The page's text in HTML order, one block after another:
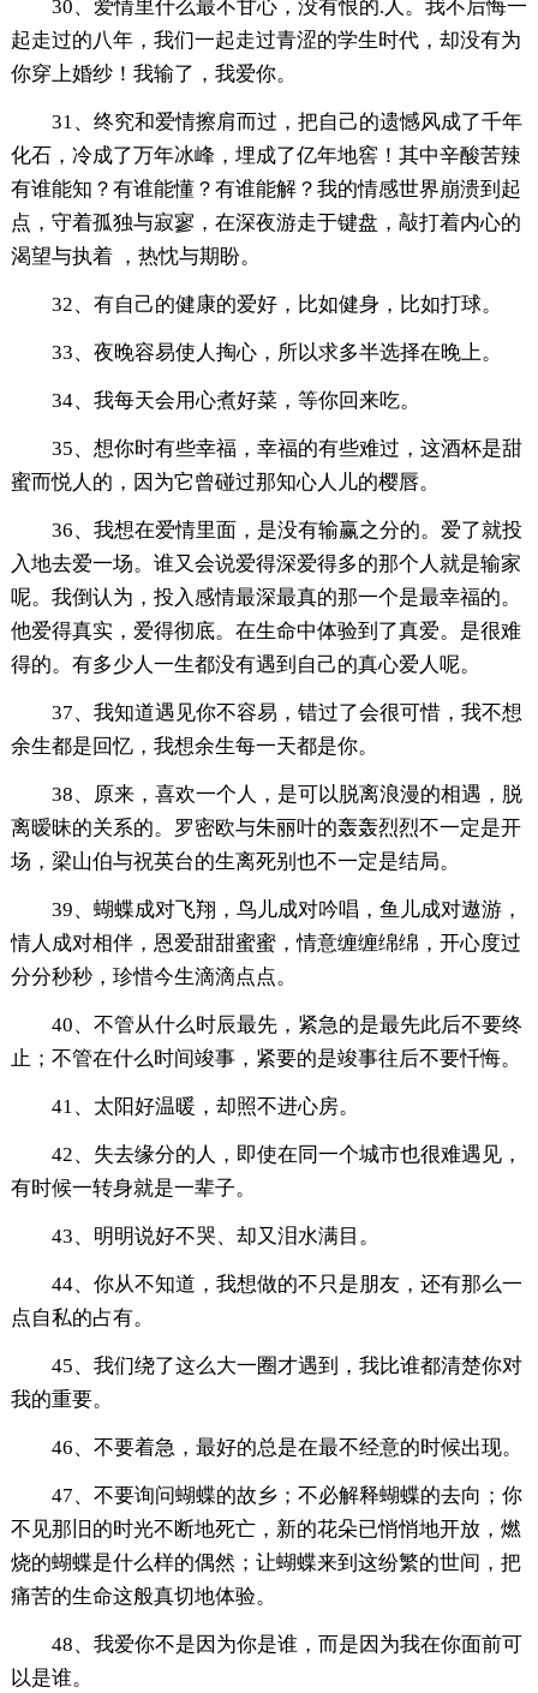
30、爱情里什么最不甘心，没有恨的.人。我不后悔一
起走过的八年，我们一起走过青涩的学生时代，却没有为
你穿上婚纱！我输了，我爱你。
31、终究和爱情擦肩而过，把自己的遗憾风成了千年
化石，冷成了万年冰峰，埋成了亿年地窖！其中辛酸苦辣
有谁能知？有谁能懂？有谁能解？我的情感世界崩溃到起
点，守着孤独与寂寥，在深夜游走于键盘，敲打着内心的
渴望与执着 ，热忱与期盼。
32、有自己的健康的爱好，比如健身，比如打球。
33、夜晚容易使人掏心，所以求多半选择在晚上。
34、我每天会用心煮好菜，等你回来吃。
35、想你时有些幸福，幸福的有些难过，这酒杯是甜
蜜而悦人的，因为它曾碰过那知心人儿的樱唇。
36、我想在爱情里面，是没有输赢之分的。爱了就投
入地去爱一场。谁又会说爱得深爱得多的那个人就是输家
呢。我倒认为，投入感情最深最真的那一个是最幸福的。
他爱得真实，爱得彻底。在生命中体验到了真爱。是很难
得的。有多少人一生都没有遇到自己的真心爱人呢。
37、我知道遇见你不容易，错过了会很可惜，我不想
余生都是回忆，我想余生每一天都是你。
38、原来，喜欢一个人，是可以脱离浪漫的相遇，脱
离暧昧的关系的。罗密欧与朱丽叶的轰轰烈烈不一定是开
场，梁山伯与祝英台的生离死别也不一定是结局。
39、蝴蝶成对飞翔，鸟儿成对吟唱，鱼儿成对遨游，
情人成对相伴，恩爱甜甜蜜蜜，情意缠缠绵绵，开心度过
分分秒秒，珍惜今生滴滴点点。
40、不管从什么时辰最先，紧急的是最先此后不要终
止；不管在什么时间竣事，紧要的是竣事往后不要忏悔。
41、太阳好温暖，却照不进心房。
42、失去缘分的人，即使在同一个城市也很难遇见，
有时候一转身就是一辈子。
43、明明说好不哭、却又泪水满目。
44、你从不知道，我想做的不只是朋友，还有那么一
点自私的占有。
45、我们绕了这么大一圈才遇到，我比谁都清楚你对
我的重要。
46、不要着急，最好的总是在最不经意的时候出现。
47、不要询问蝴蝶的故乡；不必解释蝴蝶的去向；你
不见那旧的时光不断地死亡，新的花朵已悄悄地开放，燃
烧的蝴蝶是什么样的偶然；让蝴蝶来到这纷繁的世间，把
痛苦的生命这般真切地体验。
48、我爱你不是因为你是谁，而是因为我在你面前可
以是谁。